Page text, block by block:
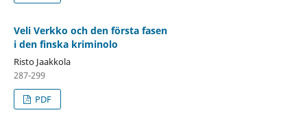
Veli Verkko och den första fasen
i den finska kriminolo
Risto Jaakkola
287-299
PDF